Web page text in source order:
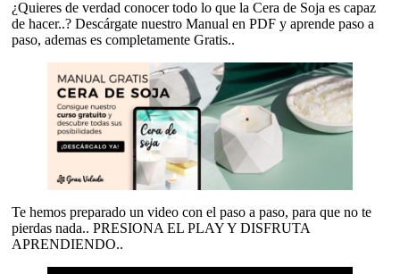
¿Quieres de verdad conocer todo lo que la Cera de Soja es capaz
de hacer..? Descárgate nuestro Manual en PDF y aprende paso a
paso, ademas es completamente Gratis..
Te hemos preparado un video con el paso a paso, para que no te
pierdas nada.. PRESIONA EL PLAY Y DISFRUTA
APRENDIENDO..